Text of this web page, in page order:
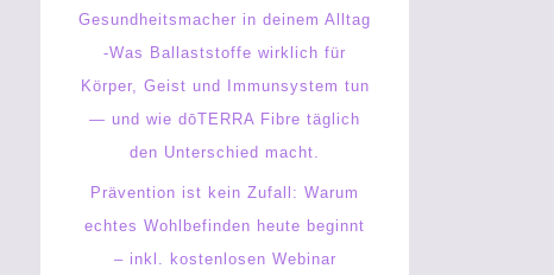
Gesundheitsmacher in deinem Alltag
-Was Ballaststoffe wirklich für
Körper, Geist und Immunsystem tun
— und wie dōTERRA Fibre täglich
den Unterschied macht.
Prävention ist kein Zufall: Warum
echtes Wohlbefinden heute beginnt
– inkl. kostenlosen Webinar